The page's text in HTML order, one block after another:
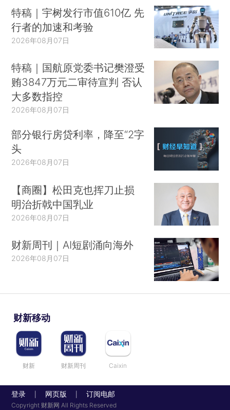
特稿｜宇树发行市值610亿 先
行者的加速和考验
2026年08月07日
特稿｜国航原党委书记樊澄受
贿3847万元二审待宣判 否认
大多数指控
2026年08月07日
部分银行房贷利率，降至“2字
头
2026年08月07日
【商圈】松田克也挥刀止损
明治折戟中国乳业
2026年08月07日
财新周刊｜AI短剧涌向海外
2026年08月07日
财新移动
财新 财新周刊 Caixin
登录 网页版 订阅电邮
Copyright 财新网 All Rights Reserved